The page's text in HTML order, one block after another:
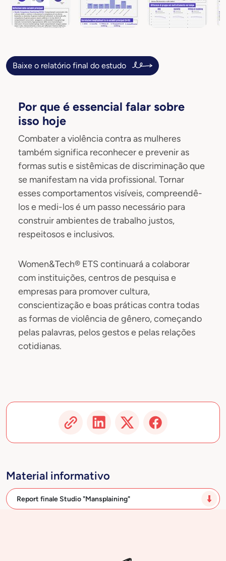
Baixe o relatório final do estudo
Por que é essencial falar sobre
isso hoje
Combater a violência contra as mulheres
também significa reconhecer e prevenir as
formas sutis e sistêmicas de discriminação que
se manifestam na vida profissional. Tornar
esses comportamentos visíveis, compreendê-
los e medi-los é um passo necessário para
construir ambientes de trabalho justos,
respeitosos e inclusivos.
Women&Tech® ETS continuará a colaborar
com instituições, centros de pesquisa e
empresas para promover cultura,
conscientização e boas práticas contra todas
as formas de violência de gênero, começando
pelas palavras, pelos gestos e pelas relações
cotidianas.
Material informativo
Report finale Studio "Mansplaining"